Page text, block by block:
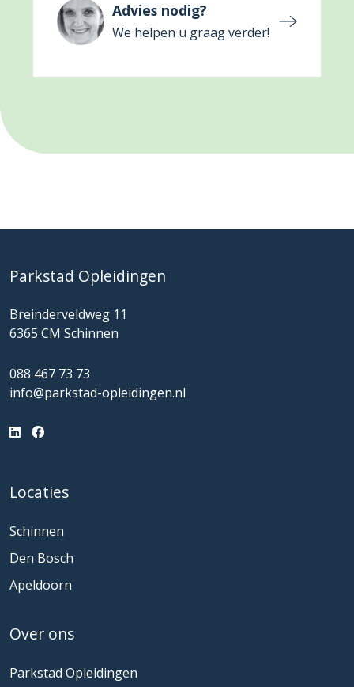
Advies nodig?
We helpen u graag verder!
Parkstad Opleidingen
Breinderveldweg 11
6365 CM Schinnen
088 467 73 73
info@parkstad-opleidingen.nl
Locaties
Schinnen
Den Bosch
Apeldoorn
Over ons
Parkstad Opleidingen